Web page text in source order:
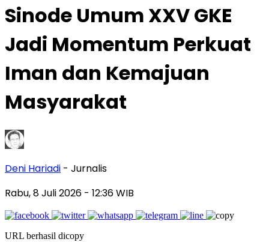
Sinode Umum XXV GKE
Jadi Momentum Perkuat
Iman dan Kemajuan
Masyarakat
Deni Hariadi - Jurnalis
Rabu, 8 Juli 2026 - 12:36 WIB
URL berhasil dicopy